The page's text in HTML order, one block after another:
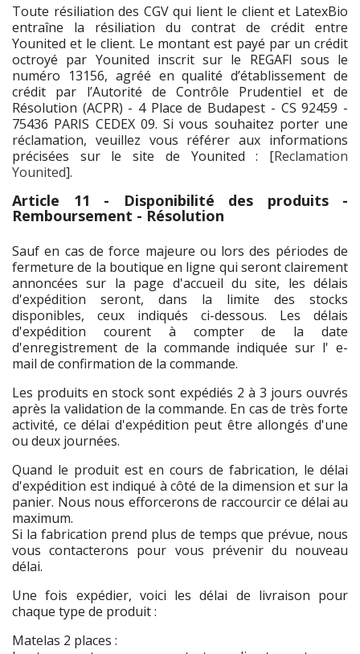
Toute résiliation des CGV qui lient le client et LatexBio
entraîne la résiliation du contrat de crédit entre
Younited et le client. Le montant est payé par un crédit
octroyé par Younited inscrit sur le REGAFI sous le
numéro 13156, agréé en qualité d’établissement de
crédit par l’Autorité de Contrôle Prudentiel et de
Résolution (ACPR) - 4 Place de Budapest - CS 92459 -
75436 PARIS CEDEX 09. Si vous souhaitez porter une
réclamation, veuillez vous référer aux informations
précisées sur le site de Younited : [Reclamation
Younited].
Article 11 - Disponibilité des produits -
Remboursement - Résolution
Sauf en cas de force majeure ou lors des périodes de
fermeture de la boutique en ligne qui seront clairement
annoncées sur la page d'accueil du site, les délais
d'expédition seront, dans la limite des stocks
disponibles, ceux indiqués ci-dessous. Les délais
d'expédition courent à compter de la date
d'enregistrement de la commande indiquée sur l' e-
mail de confirmation de la commande.
Les produits en stock sont expédiés 2 à 3 jours ouvrés
après la validation de la commande. En cas de très forte
activité, ce délai d'expédition peut être allongés d'une
ou deux journées.
Quand le produit est en cours de fabrication, le délai
d'expédition est indiqué à côté de la dimension et sur la
panier. Nous nous efforcerons de raccourcir ce délai au
maximum.
Si la fabrication prend plus de temps que prévue, nous
vous contacterons pour vous prévenir du nouveau
délai.
Une fois expédier, voici les délai de livraison pour
chaque type de produit :
Matelas 2 places :